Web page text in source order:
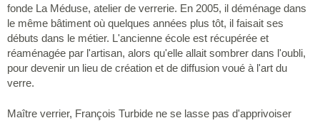
fonde La Méduse, atelier de verrerie. En 2005, il déménage dans
le même bâtiment où quelques années plus tôt, il faisait ses
débuts dans le métier. L'ancienne école est récupérée et
réaménagée par l'artisan, alors qu'elle allait sombrer dans l'oubli,
pour devenir un lieu de création et de diffusion voué à l'art du
verre.
Maître verrier, François Turbide ne se lasse pas d'apprivoiser